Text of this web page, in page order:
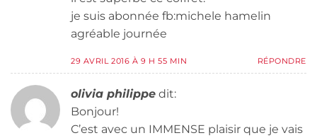
je suis abonnée fb:michele hamelin
agréable journée
29 AVRIL 2016 À 9 H 55 MIN RÉPONDRE
olivia philippe dit:
Bonjour!
C’est avec un IMMENSE plaisir que je vais